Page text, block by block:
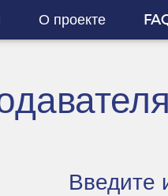
О проекте
Введите